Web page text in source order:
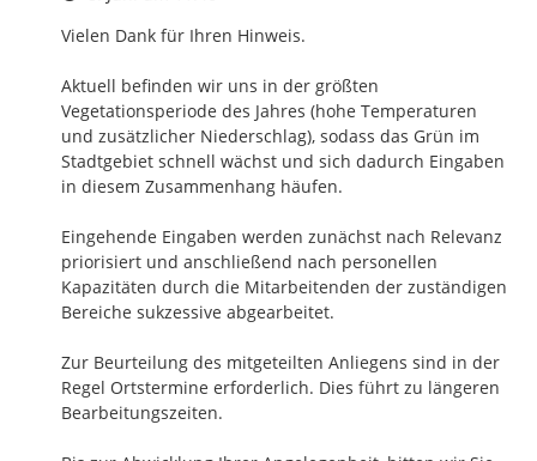
Vielen Dank für Ihren Hinweis.
Aktuell befinden wir uns in der größten
Vegetationsperiode des Jahres (hohe Temperaturen
und zusätzlicher Niederschlag), sodass das Grün im
Stadtgebiet schnell wächst und sich dadurch Eingaben
in diesem Zusammenhang häufen.
Eingehende Eingaben werden zunächst nach Relevanz
priorisiert und anschließend nach personellen
Kapazitäten durch die Mitarbeitenden der zuständigen
Bereiche sukzessive abgearbeitet.
Zur Beurteilung des mitgeteilten Anliegens sind in der
Regel Ortstermine erforderlich. Dies führt zu längeren
Bearbeitungszeiten.